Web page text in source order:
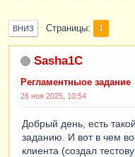
ВНИЗ Страницы 1
Sasha1C
Регламентныое задание
26 ноя 2025, 10:54
Добрый день, есть
заданию. И вот в чем
клиента (создал